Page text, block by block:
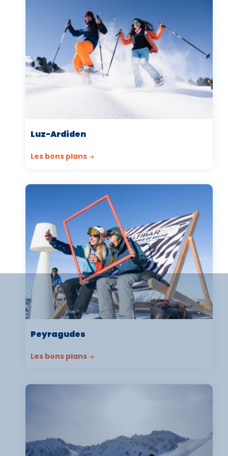
Luz-Ardiden
Les bons plans
Peyragudes
Les bons plans